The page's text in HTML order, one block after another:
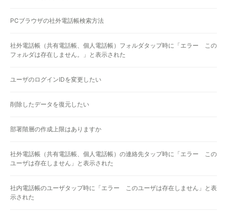
PCブラウザの社外電話帳検索方法
社外電話帳（共有電話帳、個人電話帳）フォルダタップ時に「エラー この
フォルダは存在しません。」と表示された
ユーザのログインIDを変更したい
削除したデータを復元したい
部署階層の作成上限はありますか
社外電話帳（共有電話帳、個人電話帳）の連絡先タップ時に「エラー この
ユーザは存在しません」と表示された
社内電話帳のユーザタップ時に「エラー このユーザは存在しません」と表
示された